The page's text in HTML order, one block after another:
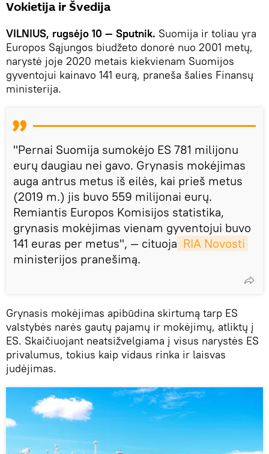
Vokietija ir Švedija
VILNIUS, rugsėjo 10 — Sputnik. Suomija ir toliau yra
Europos Sąjungos biudžeto donorė nuo 2001 metų,
narystė joje 2020 metais kiekvienam Suomijos
gyventojui kainavo 141 eurą, praneša šalies Finansų
ministerija.
"Pernai Suomija sumokėjo ES 781 milijonu
eurų daugiau nei gavo. Grynasis mokėjimas
auga antrus metus iš eilės, kai prieš metus
(2019 m.) jis buvo 559 milijonai eurų.
Remiantis Europos Komisijos statistika,
grynasis mokėjimas vienam gyventojui buvo
141 euras per metus", — cituoja RIA Novosti
ministerijos pranešimą.
Grynasis mokėjimas apibūdina skirtumą tarp ES
valstybės narės gautų pajamų ir mokėjimų, atliktų į
ES. Skaičiuojant neatsižvelgiama į visus narystės ES
privalumus, tokius kaip vidaus rinka ir laisvas
judėjimas.